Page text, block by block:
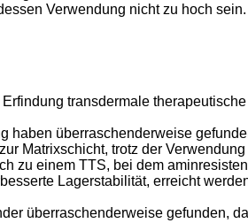
Verwendung nicht zu hoch sein.
transdermale
haben überraschenderweise
Matrixschicht, trotz der
zu einem TTS, bei dem
Lagerstabilität, erreicht
überraschenderweise gefunden,